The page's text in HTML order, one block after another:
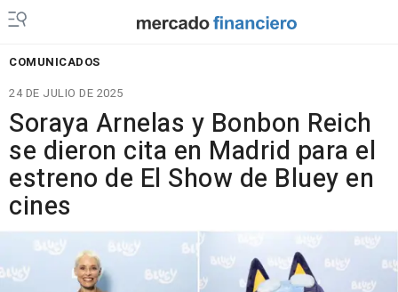
COMUNICADOS
24 DE JULIO DE 2025
Soraya Arnelas y Bonbon Reich
se dieron cita en Madrid para el
estreno de El Show de Bluey en
cines